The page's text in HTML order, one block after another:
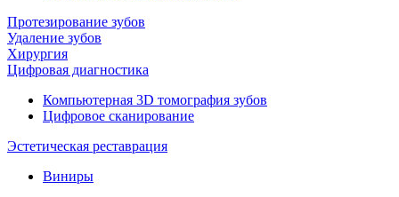
Протезирование зубов
Удаление зубов
Хирургия
Цифровая диагностика
Компьютерная 3D томография зубов
Цифровое сканирование
Эстетическая реставрация
Виниры